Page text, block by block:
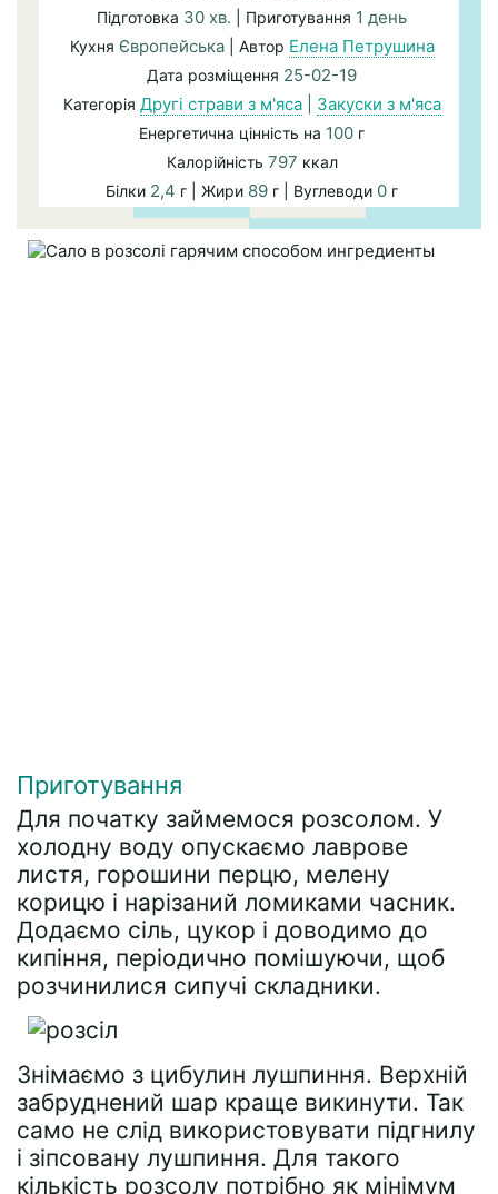
Підготовка 30 хв. | Приготування 1 день
Кухня Європейська| Автор Елена Петрушина
Дата розміщення 25-02-19
Категорія Другі страви з м'яса| Закуски з м'яса
Енергетична цінність на 100 г
Калорійність 797 ккал
Білки 2,4 г | Жири 89 г | Вуглеводи 0 г
Приготування
Для початку займемося розсолом. У
холодну воду опускаємо лаврове
листя, горошини перцю, мелену
корицю і нарізаний ломиками часник.
Додаємо сіль, цукор і доводимо до
кипіння, періодично помішуючи, щоб
розчинилися сипучі складники.
Знімаємо з цибулин лушпиння. Верхній
забруднений шар краще викинути. Так
само не слід використовувати підгнилу
і зіпсовану лушпиння. Для такого
кількість розсолу потрібно як мінімум